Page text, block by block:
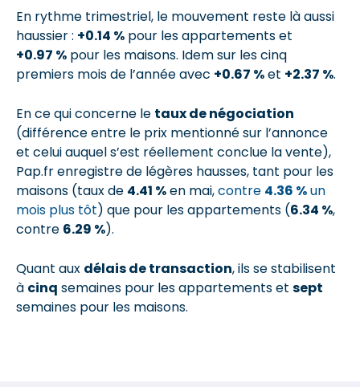
En rythme trimestriel, le mouvement reste là aussi
haussier : +0.14 % pour les appartements et
+0.97 % pour les maisons. Idem sur les cinq
premiers mois de l’année avec +0.67 %et +2.37 %.
En ce qui concerne le taux de négociation
(différence entre le prix mentionné sur l’annonce
et celui auquel s’est réellement conclue la vente),
Pap.fr enregistre de légères hausses, tant pour les
maisons (taux de 4.41 %en mai,contre 4.36 %un
mois plus tôt) que pour les appartements (6.34 %,
contre 6.29 %).
Quant aux délais de transaction, ils se stabilisent
à cinq semaines pour les appartements et sept
semaines pour les maisons.